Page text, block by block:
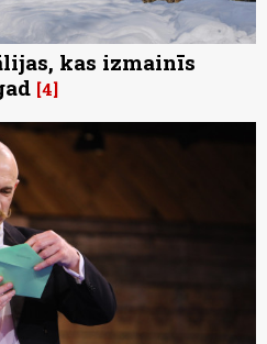
kas izmainīs
4